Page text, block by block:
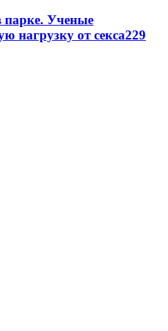
парке. Ученые
нагрузку от секса229